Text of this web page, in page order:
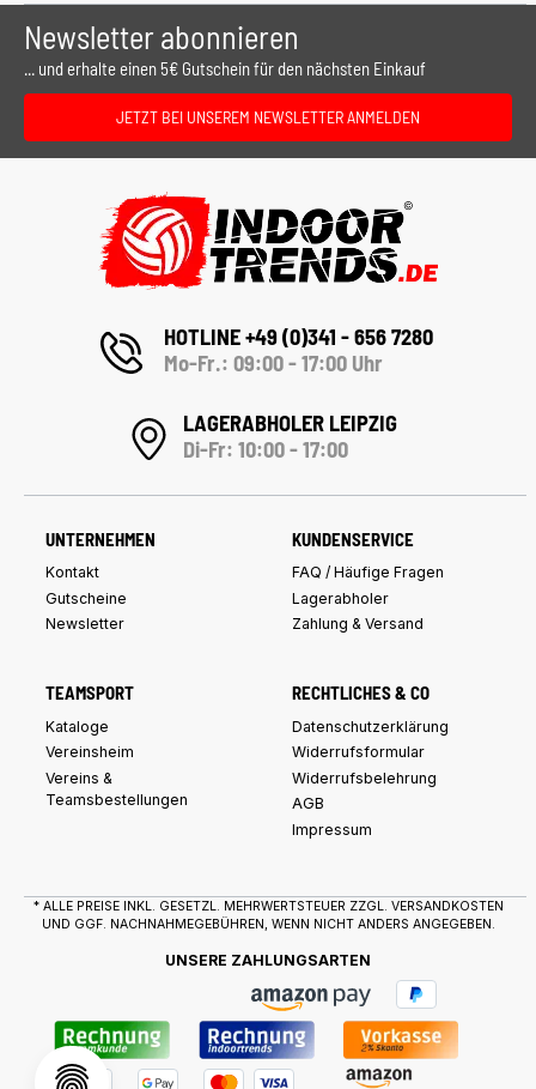
Newsletter abonnieren
... und erhalte einen 5€ Gutschein für den nächsten Einkauf
JETZT BEI UNSEREM NEWSLETTER ANMELDEN
HOTLINE +49 (0)341 - 656 7280
Mo-Fr.: 09:00 - 17:00 Uhr
LAGERABHOLER LEIPZIG
Di-Fr: 10:00 - 17:00
UNTERNEHMEN
Kontakt
Gutscheine
Newsletter
KUNDENSERVICE
FAQ / Häufige Fragen
Lagerabholer
Zahlung & Versand
TEAMSPORT
Kataloge
Vereinsheim
Vereins &
Teamsbestellungen
RECHTLICHES & CO
Datenschutzerklärung
Widerrufsformular
Widerrufsbelehrung
AGB
Impressum
* ALLE PREISE INKL. GESETZL. MEHRWERTSTEUER ZZGL. VERSANDKOSTEN
UND GGF. NACHNAHMEGEBÜHREN, WENN NICHT ANDERS ANGEGEBEN.
UNSERE ZAHLUNGSARTEN